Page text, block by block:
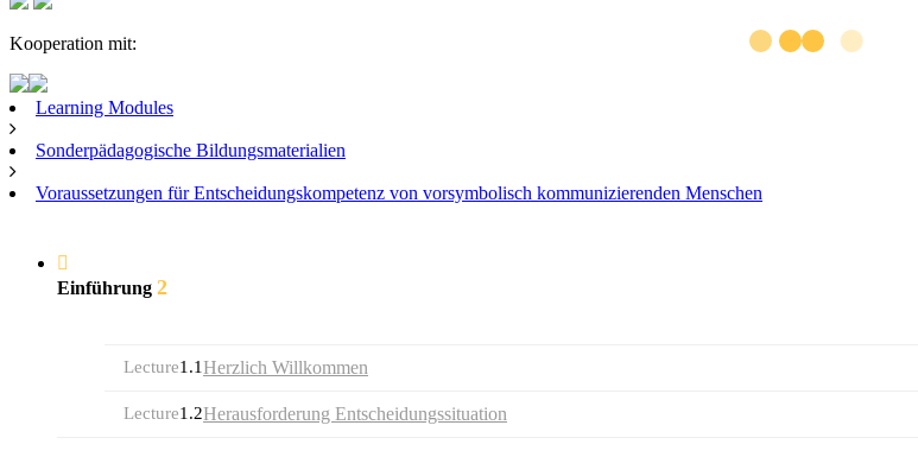
Kooperation mit:
Learning Modules
Sonderpädagogische Bildungsmaterialien
Voraussetzungen für Entscheidungskompetenz von vorsymbolisch kommunizierenden Menschen
Einführung 2
Lecture1.1Herzlich Willkommen
Lecture1.2Herausforderung Entscheidungssituation